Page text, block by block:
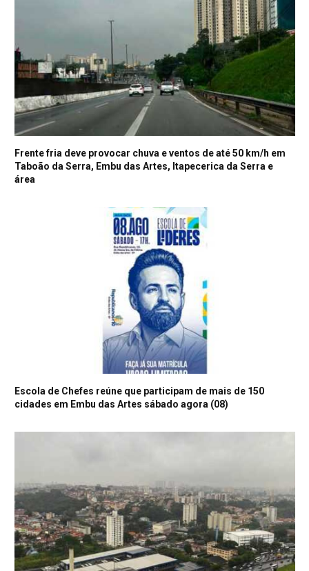
Frente fria deve provocar chuva e ventos de até 50 km/h em
Taboão da Serra, Embu das Artes, Itapecerica da Serra e
área
Escola de Chefes reúne que participam de mais de 150
cidades em Embu das Artes sábado agora (08)